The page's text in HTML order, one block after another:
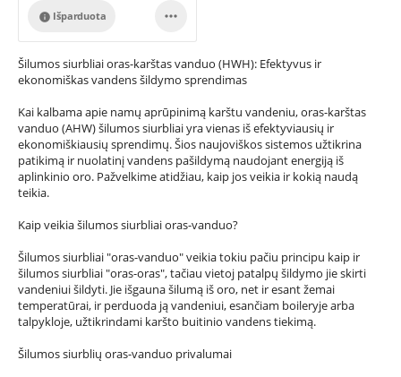
Išparduota
 
Šilumos siurbliai oras-karštas vanduo (HWH): Efektyvus ir
ekonomiškas vandens šildymo sprendimas
Kai kalbama apie namų aprūpinimą karštu vandeniu, oras-karštas
vanduo (AHW) šilumos siurbliai yra vienas iš efektyviausių ir
ekonomiškiausių sprendimų. Šios naujoviškos sistemos užtikrina
patikimą ir nuolatinį vandens pašildymą naudojant energiją iš
aplinkinio oro. Pažvelkime atidžiau, kaip jos veikia ir kokią naudą
teikia.
Kaip veikia šilumos siurbliai oras-vanduo?
Šilumos siurbliai "oras-vanduo" veikia tokiu pačiu principu kaip ir
šilumos siurbliai "oras-oras", tačiau vietoj patalpų šildymo jie skirti
vandeniui šildyti. Jie išgauna šilumą iš oro, net ir esant žemai
temperatūrai, ir perduoda ją vandeniui, esančiam boileryje arba
talpykloje, užtikrindami karšto buitinio vandens tiekimą.
Šilumos siurblių oras-vanduo privalumai